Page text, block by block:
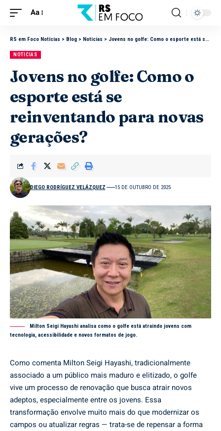
Aa
RS em Foco Notícias > Blog > Noticias > Jovens no golfe: Como o esporte está se reinventando para novas gerações?
NOTICIAS
Jovens no golfe: Como o
esporte está se
reinventando para novas
gerações?
DIEGO RODRÍGUEZ VELÁZQUEZ 15 DE OUTUBRO DE 2025
Milton Seigi Hayashi analisa como o golfe está atraindo jovens com
tecnologia, acessibilidade e novos formatos de jogo.
Como comenta Milton Seigi Hayashi, tradicionalmente
associado a um público mais maduro e elitizado, o golfe
vive um processo de renovação que busca atrair novos
adeptos, especialmente entre os jovens. Essa
transformação envolve muito mais do que modernizar os
campos ou atualizar regras — trata-se de repensar a forma